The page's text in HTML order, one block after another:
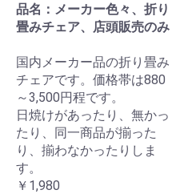
品名：メーカー色々、折り
畳みチェア、店頭販売のみ
国内メーカー品の折り畳み
チェアです。価格帯は880
～3,500円程です。
日焼けがあったり、無かっ
たり、同一商品が揃った
り、揃わなかったりしま
す。
￥1,980